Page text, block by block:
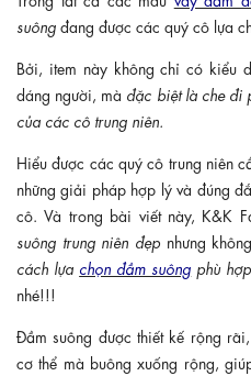
suông đang được các quý cô lựa
Bởi, item này không chỉ có kiểu
dáng người, mà đặc biệt là che đi
của các cô trung niên.
Hiểu được các quý cô trung niên
những giải pháp hợp lý và đúng
cô. Và trong bài viết này, K&K
suông trung niên đẹpnhưng
cách lựa chọn đầm suông phù
nhé!!!
Đầm suông được thiết kế rộng
cơ thể mà buông xuống rộng,